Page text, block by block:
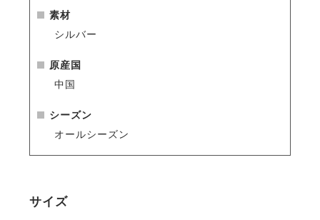
素材
シルバー
原産国
中国
シーズン
オールシーズン
サイズ